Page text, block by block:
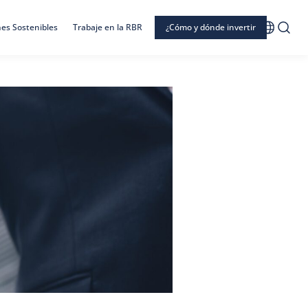
Sostenibles Trabaje en la RBR ¿Cómo y dónde invertir